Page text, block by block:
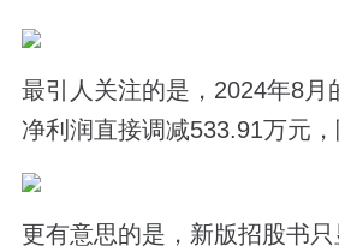
最引人关注的是，2024年8月
净利润直接调减533.91万元，
更有意思的是，新版招股书